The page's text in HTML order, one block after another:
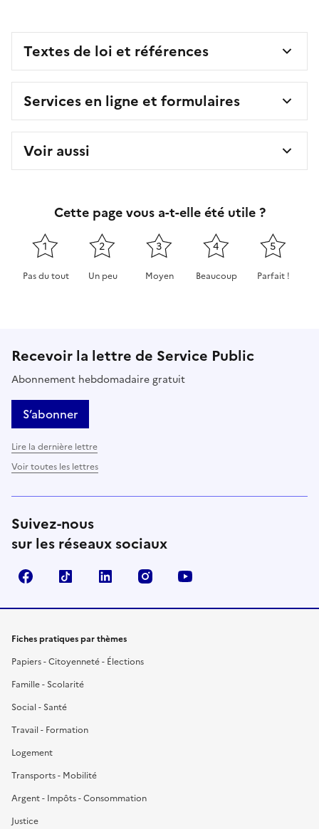
Textes de loi et références
Services en ligne et formulaires
Voir aussi
Cette page vous a-t-elle été utile ?
1
Pas du tout
2
Un peu
3
Moyen
4
Beaucoup
5
Parfait !
Recevoir la lettre de Service Public
Abonnement hebdomadaire gratuit
S’abonner
Lire la dernière lettre
Voir toutes les lettres
Suivez-nous
sur les réseaux sociaux
FacebookTikTok LinkedIn Instagram
Fiches pratiques par thèmes
Papiers - Citoyenneté - Élections
Famille - Scolarité
Social - Santé
Travail - Formation
Logement
Transports - Mobilité
Argent - Impôts - Consommation
Justice